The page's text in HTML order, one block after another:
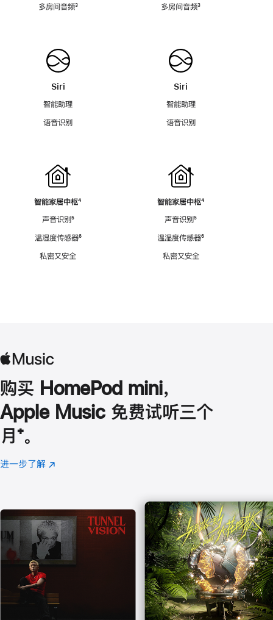
多房间音频脚
³
Siri
智能助理
语音识别
智能家居中枢脚
⁴
声音识别脚
⁵
温湿度传感器脚
⁶
私密又安全
多房间音频脚
³
Siri
智能助理
语音识别
智能家居中枢脚
⁴
声音识别脚
⁵
温湿度传感器脚
⁶
私密又安全
购买 HomePod mini，
Apple Music 免费试听三个
月 脚
注
⁺。
进一步了解 Apple
(在
口
中
打
开)